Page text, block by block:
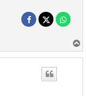
a